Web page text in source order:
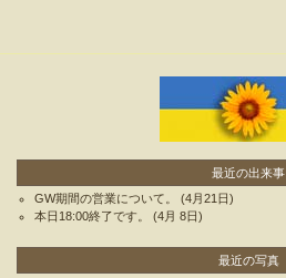
最近の出来事
GW期間の営業について。
(4月21日)
本日18:00終了です。
(4月 8日)
最近の写真